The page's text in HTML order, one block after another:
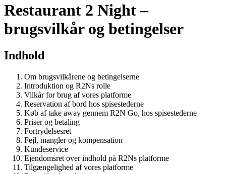
Restaurant 2 Night –
brugsvilkår og betingelser
Indhold
Om brugsvilkårene og betingelserne
Introduktion og R2Ns rolle
Vilkår for brug af vores platforme
Reservation af bord hos spisestederne
Køb af take away gennem R2N Go, hos spisestederne
Priser og betaling
Fortrydelsesret
Fejl, mangler og kompensation
Kundeservice
Ejendomsret over indhold på R2Ns platforme
Tilgængelighed af vores platforme